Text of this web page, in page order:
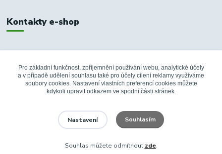
Kontakty e-shop
+420 326 748 155
info@fanshopbkboleslav.cz
Pro základní funkčnost, zpříjemnění používání webu, analytické účely
a v případě udělení souhlasu také pro účely cílení reklamy využíváme
soubory cookies. Nastavení vlastních preferencí cookies můžete
kdykoli upravit odkazem ve spodní části stránek.
Nastavení Souhlasím
Souhlas můžete odmítnout zde.